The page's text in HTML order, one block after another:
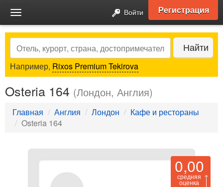
Toggle
navigation
Войти Регистрация
Search Найти
Например, Rixos Premium Tekirova
Osteria 164 (Лондон, Англия)
Главная Англия Лондон
Кафе и рестораны
Osteria 164
0,00
средняя
оценка